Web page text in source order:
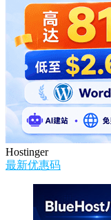
Hostinger
最新优惠码